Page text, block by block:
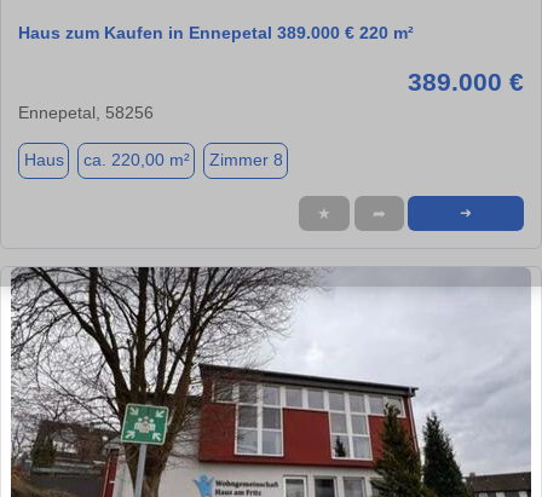
Haus zum Kaufen in Ennepetal 389.000 € 220 m²
389.000 €
Ennepetal, 58256
Haus ca. 220,00 m² Zimmer 8
★ ➦ ➜